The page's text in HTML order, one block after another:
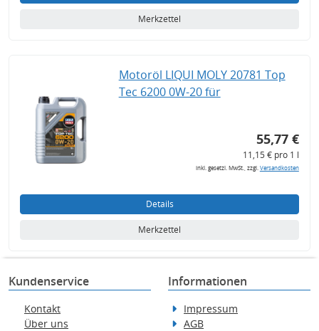
Merkzettel
Motoröl LIQUI MOLY 20781 Top
Tec 6200 0W-20 für
55,77 €
11,15 € pro 1 l
inkl. gesetzl. MwSt., zzgl. Versandkosten
Details
Merkzettel
Kundenservice
Kontakt
Über uns
Informationen
Impressum
AGB